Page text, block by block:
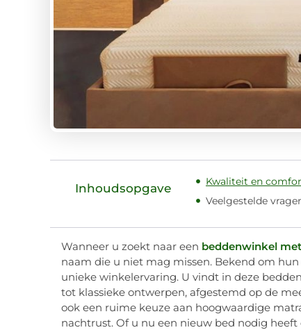
Inhoudsopgave
Kwaliteit en
Veelgestelde
Wanneer u zoekt naar een beddenwinkel
naam die u niet mag missen. Bekend om
unieke winkelervaring. U vindt in deze
tot klassieke ontwerpen, afgestemd op de
ook een ruime keuze aan hoogwaardige
nachtrust. Of u nu een nieuw bed nodig